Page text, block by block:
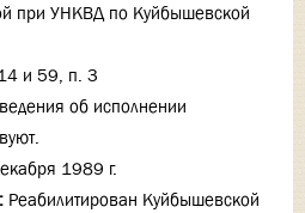
при УНКВД по Куйбышевской
и 59, п. 3
об исполнении
1989 г.
Реабилитирован Куйбышевской